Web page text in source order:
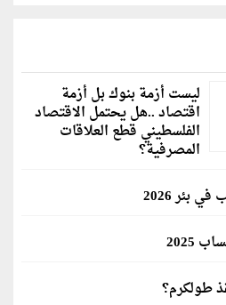
ليست أزمة بنوك بل أزمة
اقتصاد ..هل يحتمل الاقتصاد
الفلسطيني قطع العلاقات
المصرفية؟
بئر 2026
2025
طولكرم؟